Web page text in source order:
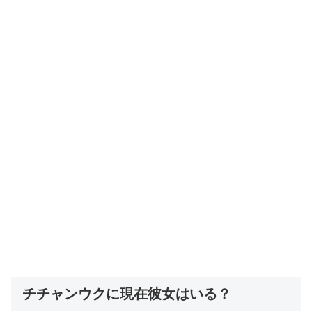
チチャンウクに現在彼女はいる？